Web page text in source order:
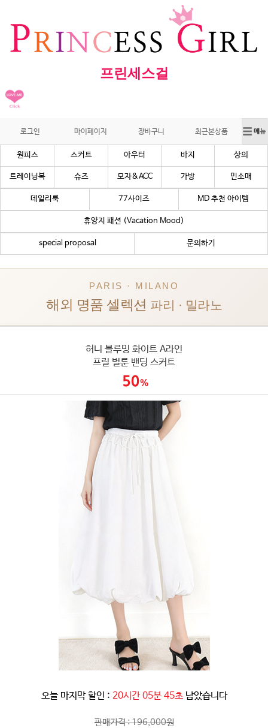
프린세스걸
로그인 마이페이지 장바구니 최근본상품
원피스 스커트 아우터 바지 상의
트레이닝복 슈즈 모자&ACC 가방 민소매
데일리룩 77사이즈 MD 추천 아이템
휴양지 패션 (Vacation Mood)
special proposal 문의하기
PARIS · MILANO
해외 명품 셀렉션 파리 · 밀라노
허니 블루밍 화이트 A라인
프릴 벌룬 밴딩 스커트
오늘 마지막 할인 : 20시간 05분 42초 남았습니다
판매가격 : 196,000원